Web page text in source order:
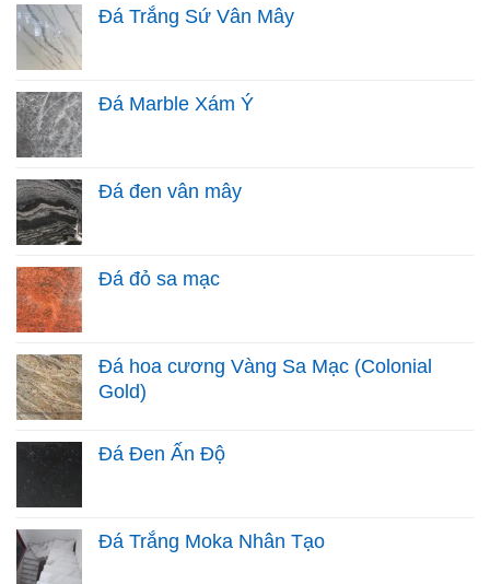
Đá Trắng Sứ Vân Mây
Đá Marble Xám Ý
Đá đen vân mây
Đá đỏ sa mạc
Đá hoa cương Vàng Sa Mạc (Colonial
Gold)
Đá Đen Ấn Độ
Đá Trắng Moka Nhân Tạo